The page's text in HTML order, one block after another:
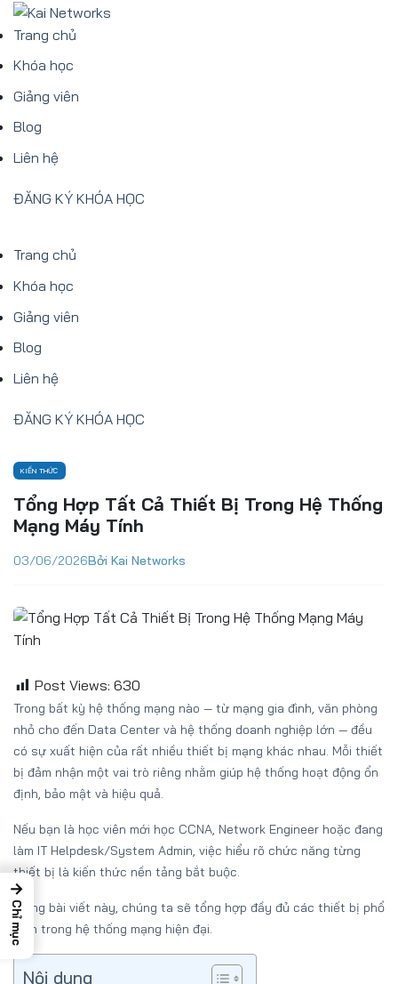
Bỏ
quaTrang chủ
Khóa học
Giảng viên
Blog
Liên hệ
ĐĂNG KÝ KHÓA HỌC
Trang chủ
Khóa học
Giảng viên
Blog
Liên hệ
ĐĂNG KÝ KHÓA HỌC
KIẾN THỨC
Tổng Hợp Tất Cả Thiết Bị Trong Hệ Thống
Mạng Máy Tính
03/06/2026Bởi Kai Networks
Post Views: 630
Trong bất kỳ hệ thống mạng nào — từ mạng gia đình, văn phòng
nhỏ cho đến Data Center và hệ thống doanh nghiệp lớn — đều
có sự xuất hiện của rất nhiều thiết bị mạng khác nhau. Mỗi thiết
bị đảm nhận một vai trò riêng nhằm giúp hệ thống hoạt động ổn
định, bảo mật và hiệu quả.
Nếu bạn là học viên mới học CCNA, Network Engineer hoặc đang
làm IT Helpdesk/System Admin, việc hiểu rõ chức năng từng
thiết bị là kiến thức nền tảng bắt buộc.
Trong bài viết này, chúng ta sẽ tổng hợp đầy đủ các thiết bị phổ
biến trong hệ thống mạng hiện đại.
Nội dung
→
Chỉ mục